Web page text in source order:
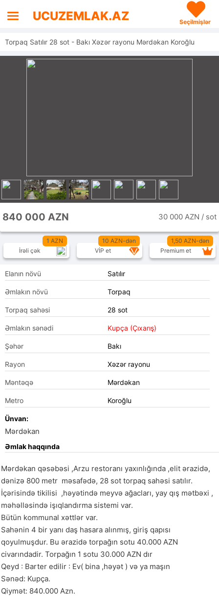
UCUZEMLAK.AZ Seçilmişlər
Torpaq Satılır 28 sot - Bakı Xəzər rayonu Mərdəkan Koroğlu
840 000 AZN 30 000 AZN / sot
1 AZN
İrəli çək
10 AZN-dən
VİP et
1,50 AZN-dən
Premium et
Elanın növü Satılır
Əmlakın növü Torpaq
Torpaq sahəsi 28 sot
Əmlakın sənədi Kupça (Çıxarış)
Şəhər Bakı
Rayon Xəzər rayonu
Məntəqə Mərdəkan
Metro Koroğlu
Ünvan:
Mərdəkan
Əmlak haqqında
Mərdəkan qəsəbəsi ,Arzu restoranı yaxınlığında ,elit ərazidə,
dənizə 800 metr  məsafədə, 28 sot torpaq sahəsi satılır.
İçərisində tikilisi  ,həyətində meyvə ağacları, yay qış mətbəxi ,
məhəlləsində işıqlandırma sistemi var.
Bütün kommunal xəttlər var.
Sahənin 4 bir yanı daş hasara alınmış, giriş qapısı
qoyulmuşdur. Bu ərazidə torpağın sotu 40.000 AZN
civarındadir. Torpağın 1 sotu 30.000 AZN dır
Qeyd : Barter edilir : Ev( bina ,həyət ) və ya maşın
Sənəd: Kupça.
Qiymət: 840.000 Azn.